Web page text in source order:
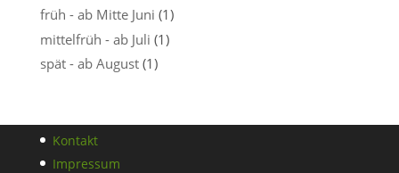
früh - ab Mitte Juni (1)
mittelfrüh - ab Juli (1)
spät - ab August (1)
Kontakt
Impressum